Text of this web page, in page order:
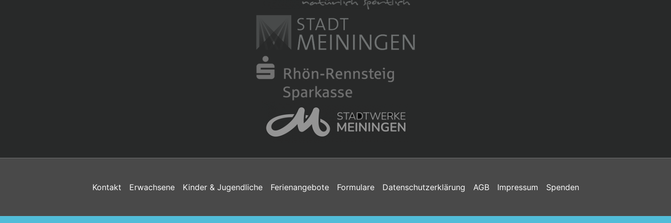
Kontakt Erwachsene Kinder & Jugendliche Ferienangebote Formulare Datenschutzerklärung AGB Impressum Spenden